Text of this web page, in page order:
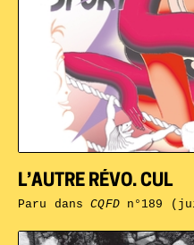
L’AUTRE RÉVO. CUL
Paru dansCQFDn°189